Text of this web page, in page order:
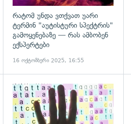
რატომ უნდა ვთქვათ უარი
ტერმინ "აუტისტური სპექტრის"
გამოყენებაზე — რას ამბობენ
ექსპერტები
16 ოქტომბერი 2025, 16:55
გადახედვა